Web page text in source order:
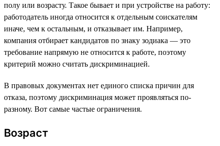
полу или возрасту. Такое бывает и при устройстве на работу:
работодатель иногда относится к отдельным соискателям
иначе, чем к остальным, и отказывает им. Например,
компания отбирает кандидатов по знаку зодиака — это
требование напрямую не относится к работе, поэтому
критерий можно считать дискриминацией.
В правовых документах нет единого списка причин для
отказа, поэтому дискриминация может проявляться по-
разному. Вот самые частые ограничения.
Возраст